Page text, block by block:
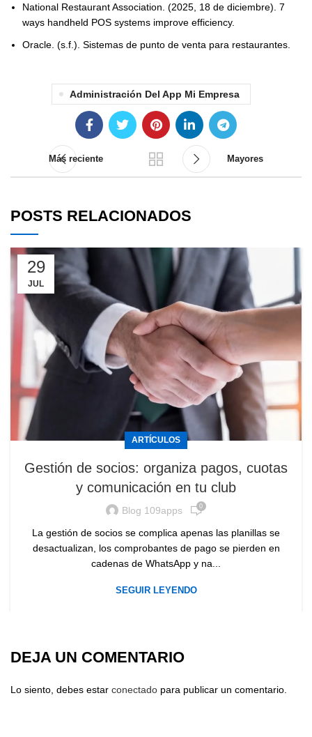
National Restaurant Association. (2025, 18 de diciembre). 7
ways handheld POS systems improve efficiency.
Oracle. (s.f.). Sistemas de punto de venta para restaurantes.
Administración Del App Mi Empresa
Más reciente Mayores
POSTS RELACIONADOS
29
JUL
ARTÍCULOS
Gestión de socios: organiza pagos, cuotas
y comunicación en tu club
Blog 109apps 0
La gestión de socios se complica apenas las planillas se
desactualizan, los comprobantes de pago se pierden en
cadenas de WhatsApp y na...
SEGUIR LEYENDO
DEJA UN COMENTARIO
Lo siento, debes estar conectado para publicar un comentario.